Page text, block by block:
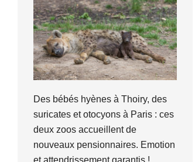
Des bébés hyènes à Thoiry, des
suricates et otocyons à Paris : ces
deux zoos accueillent de
nouveaux pensionnaires. Emotion